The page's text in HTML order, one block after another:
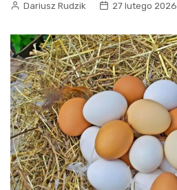
Dariusz Rudzik 27 lutego 2026